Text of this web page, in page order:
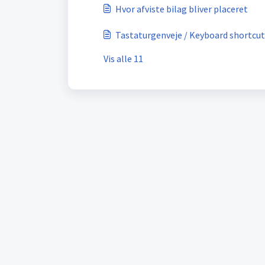
Hvor afviste bilag bliver placeret
Tastaturgenveje / Keyboard
Vis alle 11